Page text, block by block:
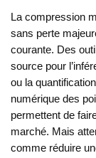
La compression
sans perte
courante. Des
source pour
ou la
numérique des
permettent de
marché. Mais
comme réduire